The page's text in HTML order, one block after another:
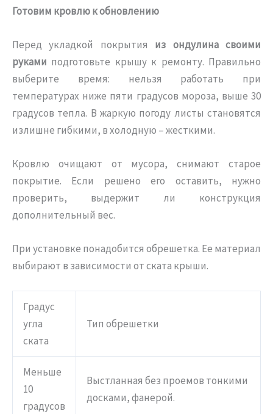
Готовим кровлю к обновлению
Перед укладкой покрытия из ондулина своими
руками подготовьте крышу к ремонту. Правильно
выберите время: нельзя работать при
температурах ниже пяти градусов мороза, выше 30
градусов тепла. В жаркую погоду листы становятся
излишне гибкими, в холодную – жесткими.
Кровлю очищают от мусора, снимают старое
покрытие. Если решено его оставить, нужно
проверить, выдержит ли конструкция
дополнительный вес.
При установке понадобится обрешетка. Ее материал
выбирают в зависимости от ската крыши.
Градус
угла
ската
Тип обрешетки
Меньше
10
градусов
Выстланная без проемов тонкими
досками, фанерой.